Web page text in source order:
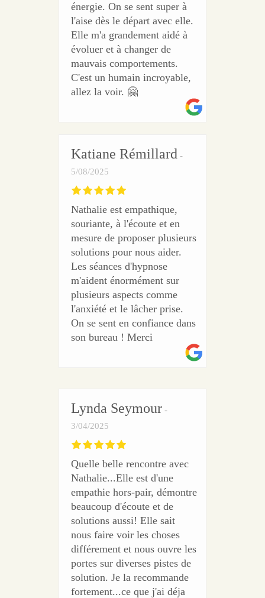
énergie. On se sent super à
l'aise dès le départ avec elle.
Elle m'a grandement aidé à
évoluer et à changer de
mauvais comportements.
C'est un humain incroyable,
allez la voir. 🤗
Katiane Rémillard
5/08/2025
Nathalie est empathique,
souriante, à l'écoute et en
mesure de proposer plusieurs
solutions pour nous aider.
Les séances d'hypnose
m'aident énormément sur
plusieurs aspects comme
l'anxiété et le lâcher prise.
On se sent en confiance dans
son bureau ! Merci
Lynda Seymour
3/04/2025
Quelle belle rencontre avec
Nathalie...Elle est d'une
empathie hors-pair, démontre
beaucoup d'écoute et de
solutions aussi! Elle sait
nous faire voir les choses
différement et nous ouvre les
portes sur diverses pistes de
solution. Je la recommande
fortement...ce que j'ai déja